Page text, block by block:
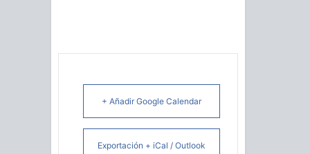
+ Añadir Google Calendar
Exportación + iCal / Outlook